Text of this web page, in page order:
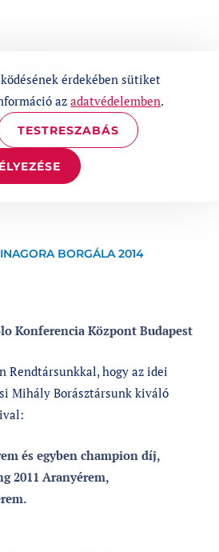
érdekében sütiket
azadatvédelemben.
TESTRESZABÁS
BORGÁLA
2014
BORGÁLA 2014
Konferencia Központ Budapest
Rendtársunkkal, hogy az idei
Mihály Borásztársunk kiváló
és egyben champion díj,
2011 Aranyérem,